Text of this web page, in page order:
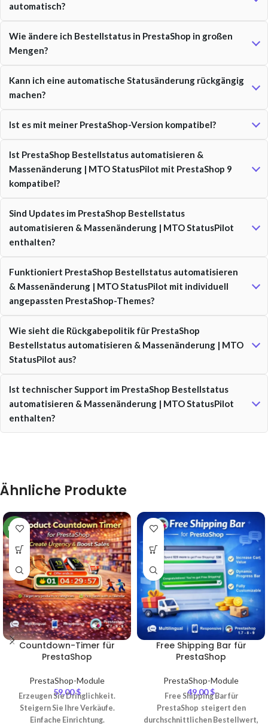
automatisch?
Wie ändere ich Bestellstatus in PrestaShop in großen
Mengen?
Kann ich eine automatische Statusänderung rückgängig
machen?
Ist es mit meiner PrestaShop-Version kompatibel?
Ist PrestaShop Bestellstatus automatisieren &
Massenänderung | MTO StatusPilot mit PrestaShop 9
kompatibel?
Sind Updates im PrestaShop Bestellstatus
automatisieren & Massenänderung | MTO StatusPilot
enthalten?
Funktioniert PrestaShop Bestellstatus automatisieren
& Massenänderung | MTO StatusPilot mit individuell
angepassten PrestaShop-Themes?
Wie sieht die Rückgabepolitik für PrestaShop
Bestellstatus automatisieren & Massenänderung | MTO
StatusPilot aus?
Ist technischer Support im PrestaShop Bestellstatus
automatisieren & Massenänderung | MTO StatusPilot
enthalten?
Ähnliche Produkte
NEW
Countdown-Timer für
PrestaShop
PrestaShop-Module
59,00$
Erzeugen Sie Dringlichkeit.
Steigern Sie Ihre Verkäufe.
Einfache Einrichtung.
Free Shipping Bar für
PrestaShop
PrestaShop-Module
49,00$
Free Shipping Bar für
PrestaShop steigert den
durchschnittlichen Bestellwert,